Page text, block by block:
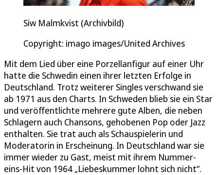
Siw Malmkvist (Archivbild)
Copyright: imago images/United Archives
Mit dem Lied über eine Porzellanfigur auf einer Uhr
hatte die Schwedin einen ihrer letzten Erfolge in
Deutschland. Trotz weiterer Singles verschwand sie
ab 1971 aus den Charts. In Schweden blieb sie ein Star
und veröffentlichte mehrere gute Alben, die neben
Schlagern auch Chansons, gehobenen Pop oder Jazz
enthalten. Sie trat auch als Schauspielerin und
Moderatorin in Erscheinung. In Deutschland war sie
immer wieder zu Gast, meist mit ihrem Nummer-
eins-Hit von 1964 „Liebeskummer lohnt sich nicht“.